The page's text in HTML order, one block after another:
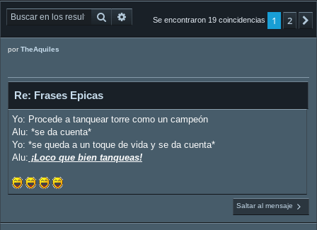
Buscar Búsqueda avanzada
Se encontraron 19 coincidencias 1 2
porTheAquiles
Re: Frases Epicas
Yo: Procede a tanquear torre como un campeón
Alu: *se da cuenta*
Yo: *se queda a un toque de vida y se da cuenta*
Alu: ¡Loco que bien tanqueas!
Saltar al mensaje